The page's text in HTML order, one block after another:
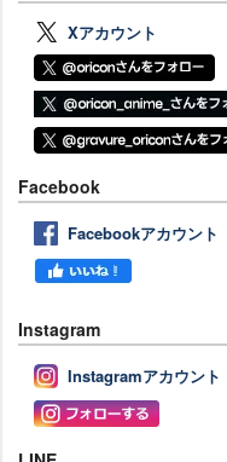
Xアカウント
Facebook
Facebookアカウント
Instagram
Instagramアカウント